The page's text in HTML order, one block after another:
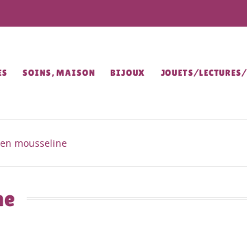
SOINS, MAISON BIJOUX JOUETS/
mousseline